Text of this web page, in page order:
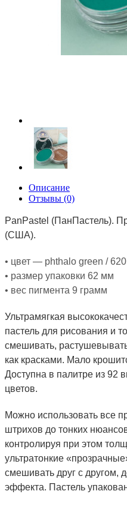
Описание
Отзывы (0)
PanPastel (ПанПастель).
(США).
• цвет — phthalo green /
• размер упаковки 62 мм
• вес пигмента 9 грамм
Ультрамягкая
пастель для рисования и
смешивать,
как красками. Мало
Доступна в палитре из 92
цветов.
Можно использовать все
штрихов до тонких
контролируя при этом
ультратонкие
смешивать друг с другом,
эффекта. Пастель